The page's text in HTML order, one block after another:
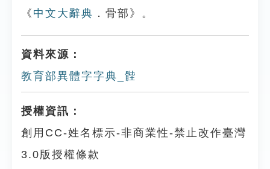
《 中文大辭典 ．骨部》。
資料來源：
教育部異體字字典_䯗
授權資訊：
創用CC-姓名標示-非商業性-禁止改作臺灣
3.0版授權條款